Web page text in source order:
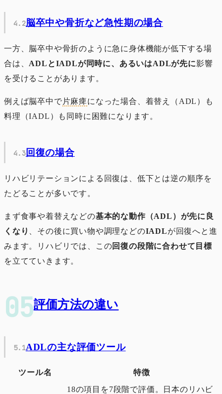
脳卒中や骨折など急性期の場合
一方、脳卒中や骨折のように急に身体機能が低下する場
合は、 ADLとIADLが同時に、あるいはADLが先に影響
を受けることがあります。
例えば脳卒中で 片麻痺になった場合、着替え（ADL）も
料理（IADL）も同時に困難になります。
回復の場合
リハビリテーションによる回復は、低下とは逆の順序を
たどることが多いです。
まず食事や着替えなどの基本的な動作（ADL）が先に良
くなり
、その後に買い物や調理などのIADLが回復へと進
みます。リハビリでは、この回復の段階に合わせて目標
を立てていきます。
評価方法の違い
ADLの主な評価ツール
ツール名 特徴
18の項目を7段階で評価。日本のリハビ